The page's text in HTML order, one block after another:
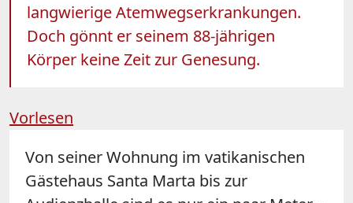
langwierige Atemwegserkrankungen.
Doch gönnt er seinem 88-jährigen
Körper keine Zeit zur Genesung.
Vorlesen
Von seiner Wohnung im vatikanischen
Gästehaus Santa Marta bis zur